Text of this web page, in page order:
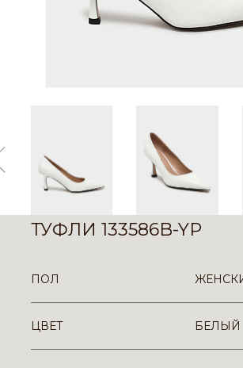
ТУФЛИ 133586B-YP
ПОЛ
ЦВЕТ БЕЛЫЙ